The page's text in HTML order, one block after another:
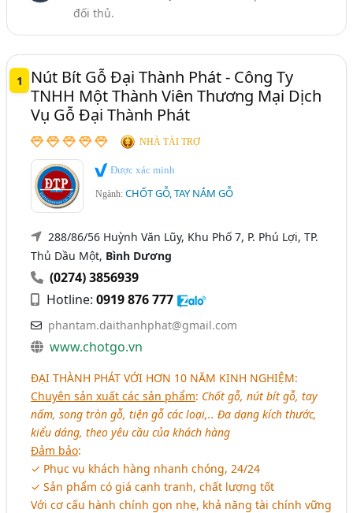
đối thủ.
1
Nút Bít Gỗ Đại Thành Phát - Công Ty
TNHH Một Thành Viên Thương Mại Dịch
Vụ Gỗ Đại Thành Phát
NHÀ TÀI TRỢ
Được xác minh
Ngành:CHỐT GỖ, TAY NẮM GỖ
288/86/56 Huỳnh Văn Lũy, Khu Phố 7, P. Phú Lợi, TP.
Thủ Dầu Một, Bình Dương
(0274) 3856939
Hotline:0919 876 777
phantam.daithanhphat@gmail.com
www.chotgo.vn
ĐẠI THÀNH PHÁT VỚI HƠN 10 NĂM KINH NGHIỆM:
Chuyên sản xuất các sản phẩm: Chốt gỗ, nút bít gỗ, tay
nấm, song tròn gỗ, tiện gỗ các loại,.. Đa dạng kích thước,
kiểu dáng, theo yêu cầu của khách hàng
Đảm bảo:
✓ Phục vụ khách hàng nhanh chóng, 24/24
✓ Sản phẩm có giá cạnh tranh, chất lượng tốt
Với cơ cấu hành chính gọn nhẹ, khả năng tài chính vững